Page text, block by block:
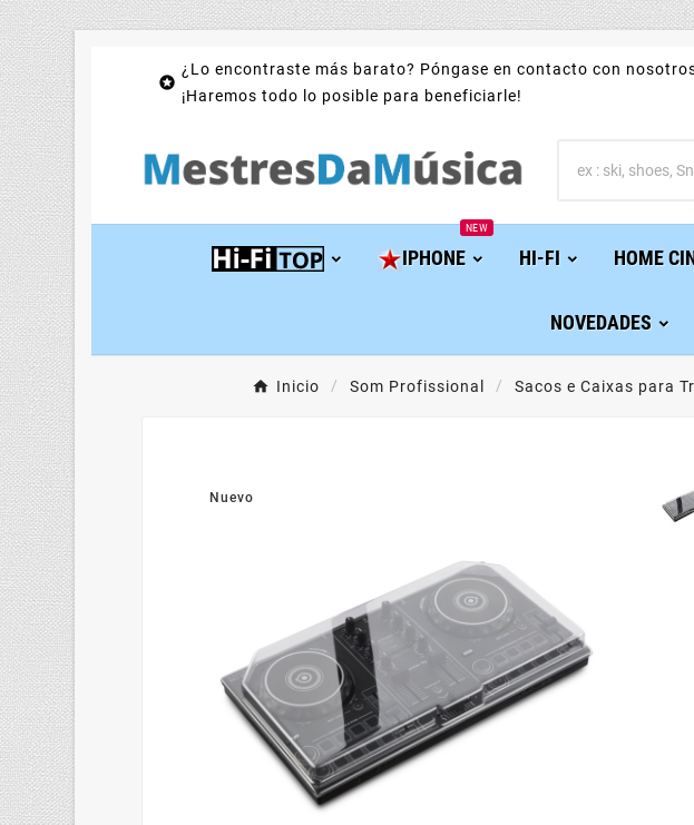

¿Lo encontraste más barato? Póngase en contacto con
¡Haremos todo lo posible para beneficiarle!
IPHONE
NEW
HI-FI HOME
NOVEDADES
Inicio Som Profissional Sacos e Caixas para
Nuevo